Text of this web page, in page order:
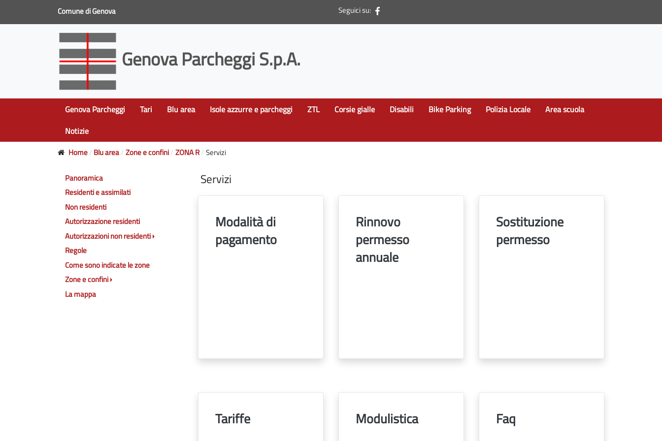
Comune di Genova Seguici su:
Genova Parcheggi S.p.A.
Genova Parcheggi Tari Blu area Isole azzurre e parcheggi ZTL Corsie gialle Disabili Bike Parking Polizia Locale
Area scuola
Notizie
Home Blu area Zone e confini ZONA R Servizi
Servizi
Modalità di
pagamento
Rinnovo
permesso
annuale
Sostituzione
permesso
Tariffe Modulistica Faq
Panoramica
Residenti e assimilati
Non residenti
Autorizzazione residenti
Autorizzazioni non residenti
Regole
Come sono indicate le zone
Zone e confini
La mappa